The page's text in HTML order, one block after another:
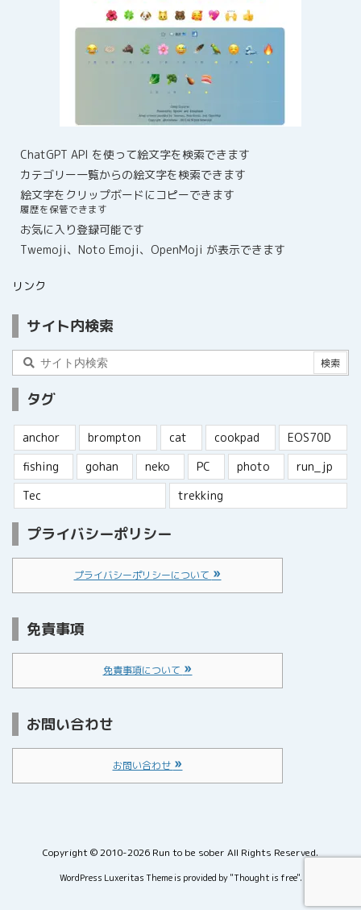
ChatGPT API を使って絵文字を検索できます
カテゴリー一覧からの絵文字を検索できます
絵文字をクリップボードにコピーできます
履歴を保管できます
お気に入り登録可能です
Twemoji、Noto Emoji、OpenMoji が表示できます
リンク
サイト内検索
タグ
anchor brompton cat cookpad
EOS70D
fishing
gohan neko PC photo
run_jp
Tec
trekking
プライバシーポリシー
プライバシーポリシーについて
免責事項
免責事項について
お問い合わせ
お問い合わせ
Copyright ©2010-2026 Run to be sober All Rights Reserved.
WordPress Luxeritas Theme is provided by "Thought is free".